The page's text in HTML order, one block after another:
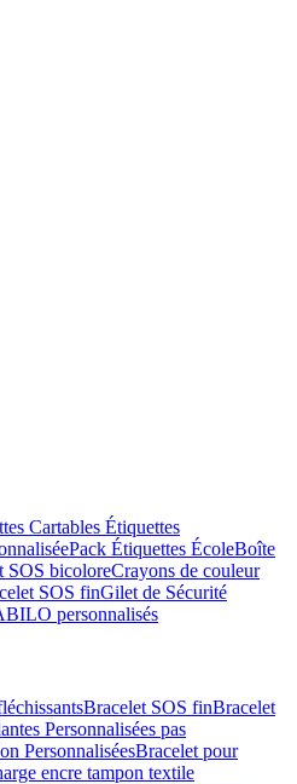
Cartables Étiquettes
Pack Étiquettes ÉcoleBoîte
SOS bicoloreCrayons de couleur
SOS finGilet de Sécurité
personnalisés
Bracelet SOS finBracelet
Personnalisées pas
PersonnaliséesBracelet pour
encre tampon textile